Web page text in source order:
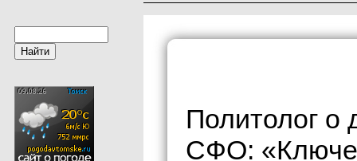
Политолог о
СФО: